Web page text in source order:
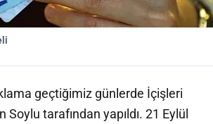
geçtiğimiz günlerde İçişleri
Soylu tarafından yapıldı. 21 Eylül